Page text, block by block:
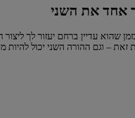
אחד את השני
שהוא עדיין ברחם יעזור לך
– וגם ההורה השני יכול להיות